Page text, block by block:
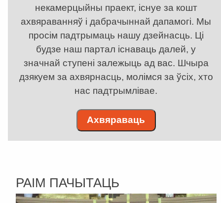
некамерцыйны праект, існуе за кошт
ахвяраванняў і дабрачыннай дапамогі. Мы
просім падтрымаць нашу дзейнасць. Ці
будзе наш партал існаваць далей, у
значнай ступені залежыць ад вас. Шчыра
дзякуем за ахвярнасць, молімся за ўсіх, хто
нас падтрымлівае.
Ахвяраваць
РАІМ ПАЧЫТАЦЬ